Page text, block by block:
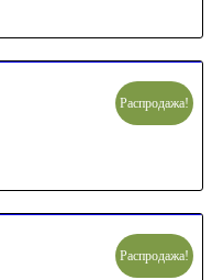
Распродажа!
Распродажа!